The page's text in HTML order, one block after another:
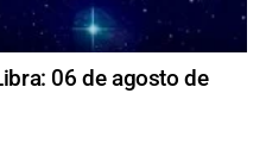
06 de agosto de